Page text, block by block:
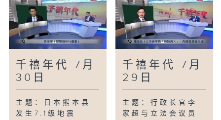
千禧年代 7月
30日
主题：日本熊本县
发生7.1级地震
千禧年代 7月
29日
主题：行政长官李
家超与立法会议员